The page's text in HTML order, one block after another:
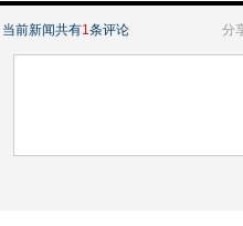
当前新闻共有1条评论 分